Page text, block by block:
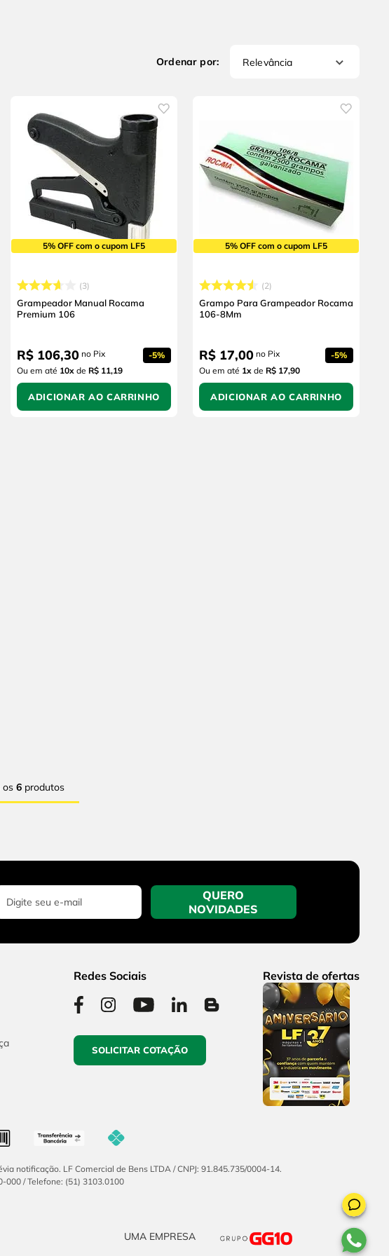
Relevância
5% OFF com o cupom LF5
3
Grampeador Manual Rocama
Premium 106
R$ 106,30 no Pix -5%
Ou em até 10x de R$ 11,19
ADICIONAR AO CARRINHO
5% OFF com o cupom LF5
2
Grampo Para Grampeador Rocama
106-8Mm
R$ 17,00 no Pix -5%
Ou em até 1x de R$ 17,90
ADICIONAR AO CARRINHO
os 6produtos
QUERO
NOVIDADES
Redes Sociais
SOLICITAR COTAÇÃO
Revista de ofertas
notificação. LF Comercial de Bens LTDA / CNPJ: 91.845.735/0004-14.
000 / Telefone: (51) 3103.0100
UMA EMPRESA